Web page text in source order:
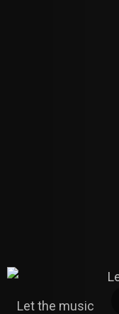
Let the music